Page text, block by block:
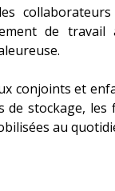
de
conjoints et
de stockage,
au